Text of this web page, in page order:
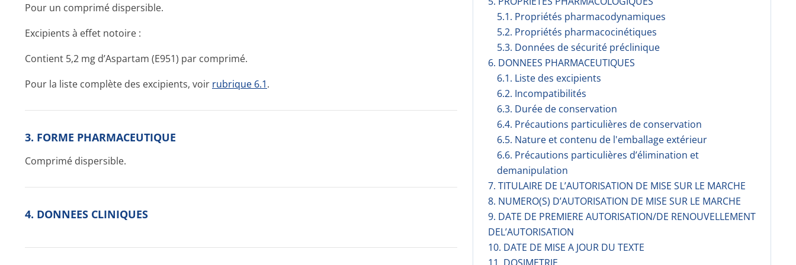
5.1. Propriétés pharmacodynami­ques
5.2. Propriétés pharmacocinéti­ques
5.3. Données de sécurité préclinique
6. DONNEES PHARMACEUTIQUES
6.1. Liste des excipients
6.2. Incompati­bilités
6.3. Durée de conservation
6.4. Précautions particulières de conservation
6.5. Nature et contenu de l'emballage extérieur
6.6. Précautions particulières d’élimination et
demanipulation
7. TITULAIRE DE L’AUTORISATION DE MISE SUR LE MARCHE
8. NUMERO(S) D’AUTORISATION DE MISE SUR LE MARCHE
9. DATE DE PREMIERE AUTORISATION/DE RENOUVELLEMENT
DEL’AUTORISATION
10. DATE DE MISE A JOUR DU TEXTE
Pour un comprimé dispersible.
Excipients à effet notoire :
Contient 5,2 mg d’Aspartam (E951) par comprimé.
Pour la liste complète des excipients, voir rubrique 6.1.
3. FORME PHARMACEUTIQUE
Comprimé dispersible.
4. DONNEES CLINIQUES